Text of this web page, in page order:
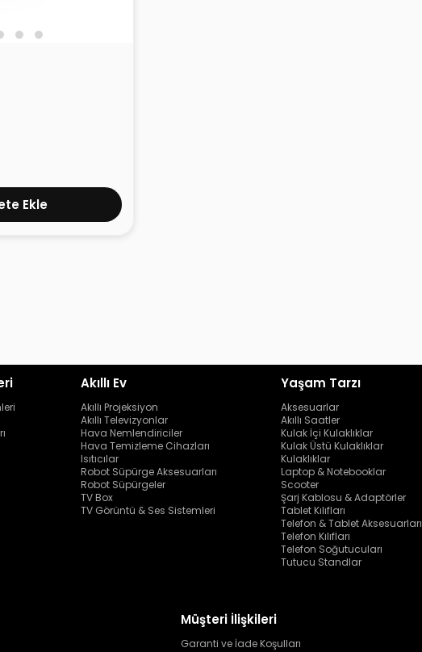
Ekle
Akıllı Ev
Akıllı Projeksiyon
Akıllı Televizyonlar
Hava Nemlendiriciler
Hava Temizleme Cihazları
Isıtıcılar
Robot Süpürge Aksesuarları
Robot Süpürgeler
TV Box
TV Görüntü & Ses Sistemleri
Yaşam Tarzı
Aksesuarlar
Akıllı Saatler
Kulak İçi Kulaklıklar
Kulak Üstü Kulaklıklar
Kulaklıklar
Laptop & Notebooklar
Scooter
Şarj Kablosu & Adaptörler
Tablet Kılıfları
Telefon & Tablet Aksesuarları
Telefon Kılıfları
Telefon Soğutucuları
Tutucu Standlar
Müşteri İlişkileri
Garanti ve İade Koşulları